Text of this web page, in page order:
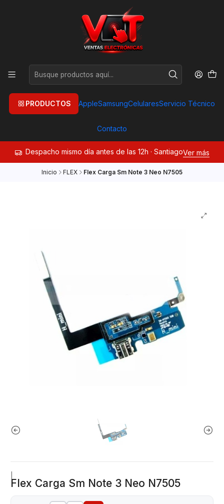
PRODUCTOS AppleSamsungCelularesServicio Técnico
Contacto
Despacho mismo día antes de las 12h · SantiagoVer más
Inicio FLEX Flex Carga Sm Note 3 Neo N7505
Flex Carga Sm Note 3 Neo N7505